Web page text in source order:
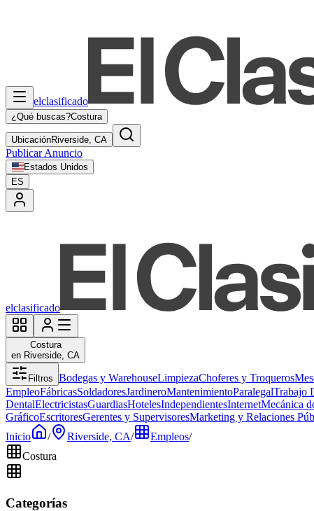
elclasificado
¿Qué buscas?Costura
UbicaciónRiverside, CA
Publicar Anuncio
Estados Unidos
ES
elclasificado
Costura
en Riverside, CA
Filtros Bodegas y WarehouseLimpiezaChoferes y Troqueros
EmpleoFábricasSoldadoresJardineroMantenimientoParalegalTrabajo
DentalElectricistasGuardiasHotelesIndependientesInternetMecánica
GráficoEscritoresGerentes y SupervisoresMarketing y Relaciones
Inicio
/ Riverside, CA/ Empleos/
Costura
Categorías